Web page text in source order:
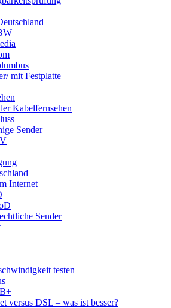
mit Festplatte
Kabelfernsehen
Sender
Internet
Sender
testen
versus DSL – was ist besser?